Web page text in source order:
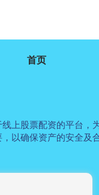
首页
上股票配资的平台
以确保资产的安全